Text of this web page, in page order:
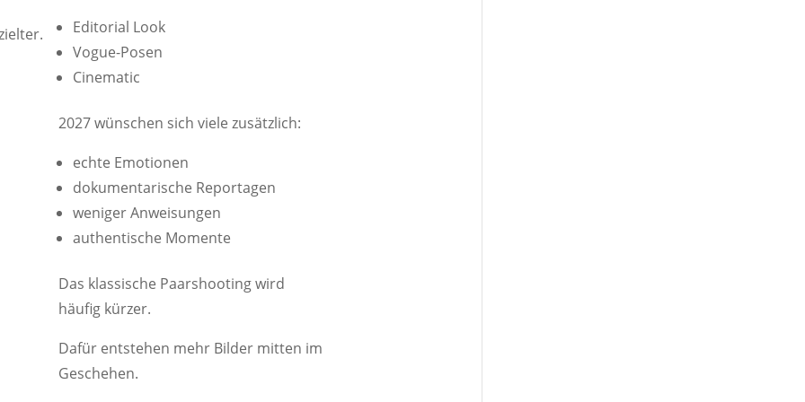
Editorial Look
Vogue-Posen
Cinematic
2027 wünschen sich viele zusätzlich:
echte Emotionen
dokumentarische Reportagen
weniger Anweisungen
authentische Momente
Das klassische Paarshooting wird
häufig kürzer.
Dafür entstehen mehr Bilder mitten im
Geschehen.